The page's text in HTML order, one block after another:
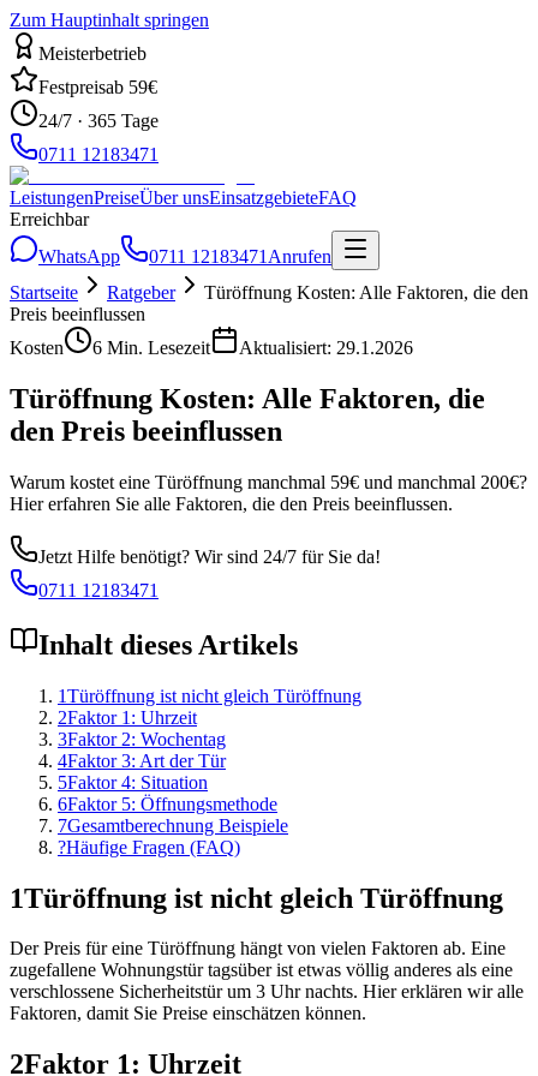
Zum Hauptinhalt springen
Meisterbetrieb
Festpreisab 59€
24/7 · 365 Tage
0711 12183471
LeistungenPreiseÜber unsEinsatzgebieteFAQ
Erreichbar
WhatsApp
0711 12183471 Anrufen
Startseite
Ratgeber
Türöffnung Kosten: Alle Faktoren, die den
Preis beeinflussen
Kosten
6 Min. Lesezeit Aktualisiert: 29.1.2026
Türöffnung Kosten: Alle Faktoren, die
den Preis beeinflussen
Warum kostet eine Türöffnung manchmal 59€ und manchmal 200€?
Hier erfahren Sie alle Faktoren, die den Preis beeinflussen.
Jetzt Hilfe benötigt? Wir sind 24/7 für Sie da!
0711 12183471
Inhalt dieses Artikels
1Türöffnung ist nicht gleich Türöffnung
2Faktor 1: Uhrzeit
3Faktor 2: Wochentag
4Faktor 3: Art der Tür
5Faktor 4: Situation
6Faktor 5: Öffnungsmethode
7Gesamtberechnung Beispiele
?Häufige Fragen (FAQ)
1Türöffnung ist nicht gleich Türöffnung
Der Preis für eine Türöffnung hängt von vielen Faktoren ab. Eine
zugefallene Wohnungstür tagsüber ist etwas völlig anderes als eine
verschlossene Sicherheitstür um 3 Uhr nachts. Hier erklären wir alle
Faktoren, damit Sie Preise einschätzen können.
2Faktor 1: Uhrzeit